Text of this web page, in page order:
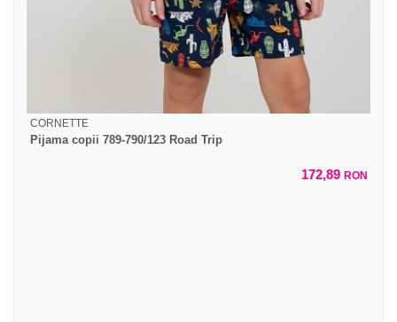
CORNETTE
Pijama copii 789-790/123 Road Trip
172,89 RON